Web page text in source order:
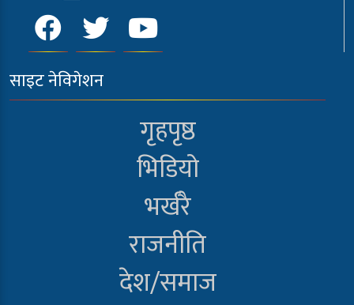
साइट नेविगेशन
गृहपृष्ठ
भिडियो
भर्खरै
राजनीति
देश/समाज